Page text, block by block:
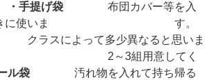
・手提げ袋 布団カバー等を入
るときに使いま す。
によって多少異なると思いま
、 2～3組用意してく
ル袋 汚れ物を入れて持ち帰る